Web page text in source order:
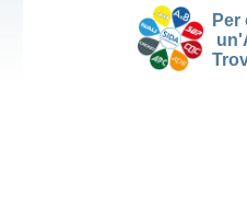
Per